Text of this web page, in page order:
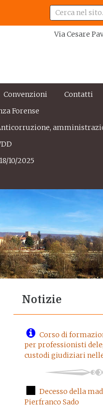
Via Cesare
Convenzioni
Contatti
Forense
10/2025
Notizie
Corso di
per professionisti
custodi giudiziari
Decesso della
Pierfranco Sado